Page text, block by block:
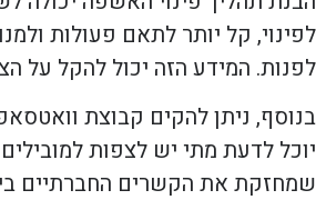
לפינוי, קל יותר לתאם פעולות
לפנות. המידע הזה יכול להקל על
בנוסף, ניתן להקים קבוצת
יוכל לדעת מתי יש לצפות
שמחזקת את הקשרים החברתיים